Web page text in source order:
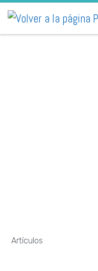
Skip to content
Artículos